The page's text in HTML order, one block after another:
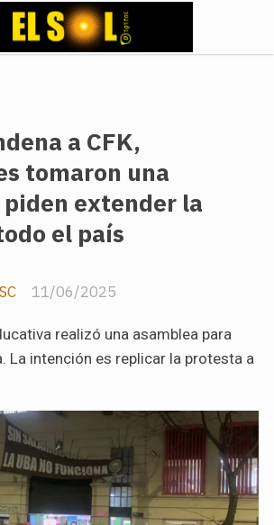
a CFK,
tomaron una
extender la
el país
realizó una asamblea para
La intención es replicar la protesta a
11/06/2025